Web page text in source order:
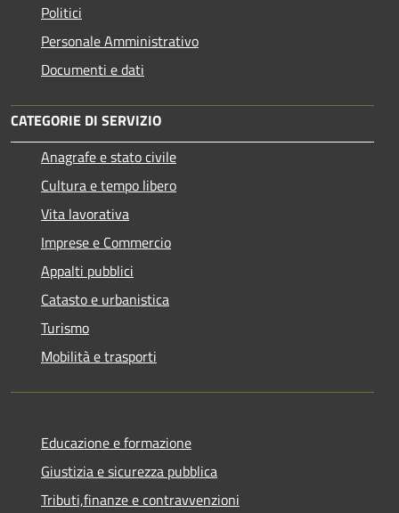
Politici
Personale Amministrativo
Documenti e dati
CATEGORIE DI SERVIZIO
Anagrafe e stato civile
Cultura e tempo libero
Vita lavorativa
Imprese e Commercio
Appalti pubblici
Catasto e urbanistica
Turismo
Mobilità e trasporti
Educazione e formazione
Giustizia e sicurezza pubblica
Tributi,finanze e contravvenzioni